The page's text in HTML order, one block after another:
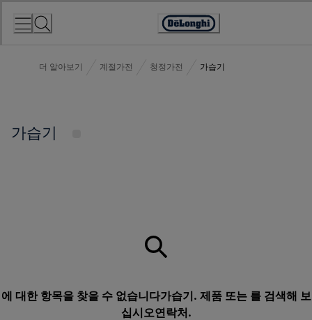
Accessibility
더 알아보기 계절가전 청정가전 가습기
가습기
에 대한 항목을 찾을 수 없습니다가습기. 제품 또는 를 검색해 보
십시오연락처 .